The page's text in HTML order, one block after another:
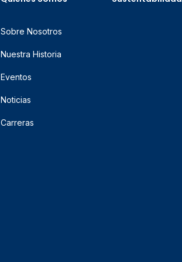
Sobre Nosotros
Nuestra Historia
Eventos
Noticias
Carreras